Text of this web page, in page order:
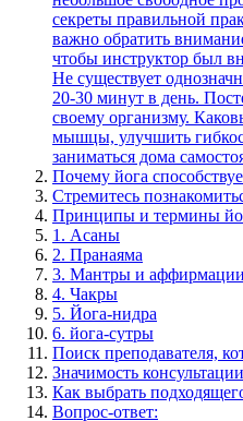
Почему йога
Стремитесь
Принципы и термины
1. Асаны
2. Пранаяма
3. Мантры и аффирмации
4. Чакры
5. Йога-нидра
6. йога-сутры
Поиск преподавателя,
Значимость
Как выбрать
Вопрос-ответ: